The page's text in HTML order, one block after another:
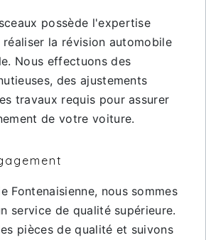
possède l'expertise
réaliser la révision automobile
Nous effectuons des
des ajustements
travaux requis pour assurer
de votre voiture.
Fontenaisienne, nous sommes
service de qualité supérieure.
pièces de qualité et suivons